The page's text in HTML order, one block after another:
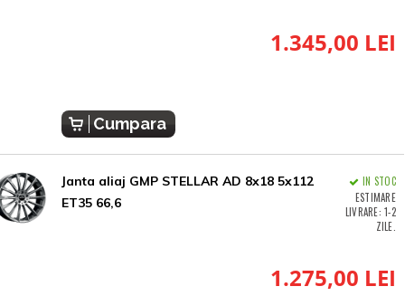
1.345,00 LEI
Cumpara
Janta aliaj GMP STELLAR AD 8x18 5x112
ET35 66,6
IN STOC
ESTIMARE
LIVRARE: 1-2
ZILE.
1.275,00 LEI